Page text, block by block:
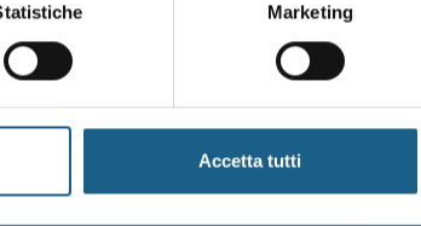
Marketing
Accetta tutti